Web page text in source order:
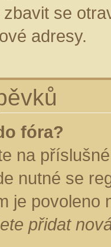
se
adresy.
fóra?
na
nutné se
je
přidat